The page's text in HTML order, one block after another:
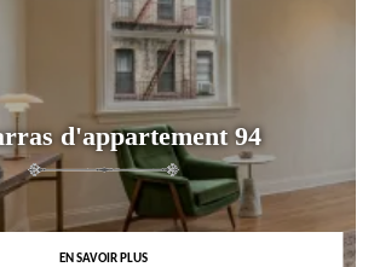
d'appartement 94
EN SAVOIR PLUS